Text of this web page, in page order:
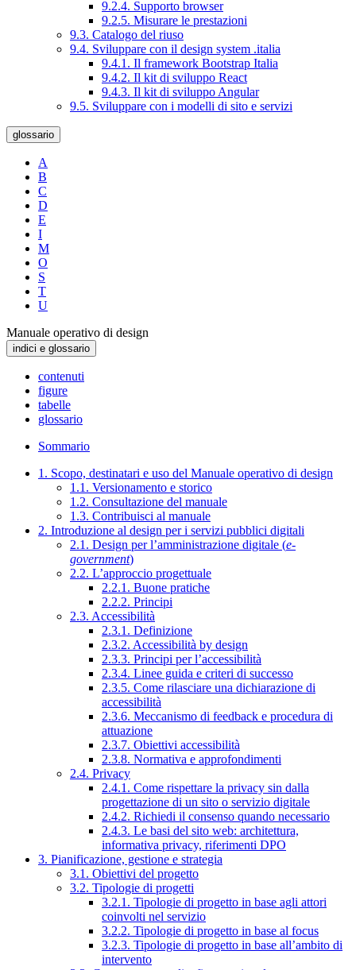
9.2.4. Supporto browser
9.2.5. Misurare le prestazioni
9.3. Catalogo del riuso
9.4. Sviluppare con il design system .italia
9.4.1. Il framework Bootstrap Italia
9.4.2. Il kit di sviluppo React
9.4.3. Il kit di sviluppo Angular
9.5. Sviluppare con i modelli di sito e servizi
glossario
A
B
C
D
E
I
M
O
S
T
U
Manuale operativo di design
indici e glossario
contenuti
figure
tabelle
glossario
Sommario
1. Scopo, destinatari e uso del Manuale operativo di design
1.1. Versionamento e storico
1.2. Consultazione del manuale
1.3. Contribuisci al manuale
2. Introduzione al design per i servizi pubblici digitali
2.1. Design per l’amministrazione digitale (e-
government)
2.2. L’approccio progettuale
2.2.1. Buone pratiche
2.2.2. Principi
2.3. Accessibilità
2.3.1. Definizione
2.3.2. Accessibilità by design
2.3.3. Principi per l’accessibilità
2.3.4. Linee guida e criteri di successo
2.3.5. Come rilasciare una dichiarazione di
accessibilità
2.3.6. Meccanismo di feedback e procedura di
attuazione
2.3.7. Obiettivi accessibilità
2.3.8. Normativa e approfondimenti
2.4. Privacy
2.4.1. Come rispettare la privacy sin dalla
progettazione di un sito o servizio digitale
2.4.2. Richiedi il consenso quando necessario
2.4.3. Le basi del sito web: architettura,
informativa privacy, riferimenti DPO
3. Pianificazione, gestione e strategia
3.1. Obiettivi del progetto
3.2. Tipologie di progetti
3.2.1. Tipologie di progetto in base agli attori
coinvolti nel servizio
3.2.2. Tipologie di progetto in base al focus
3.2.3. Tipologie di progetto in base all’ambito di
intervento